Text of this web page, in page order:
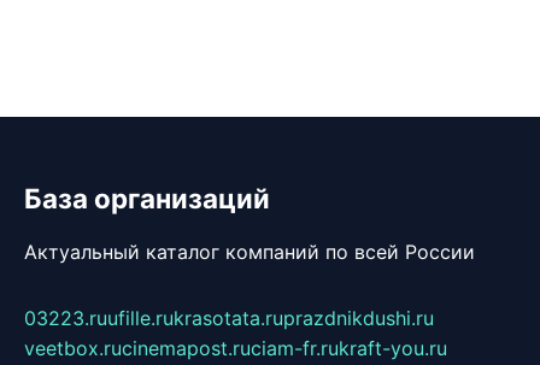
База организаций
Актуальный каталог компаний по всей России
03223.ruufille.rukrasotata.ruprazdnikdushi.ru
veetbox.rucinemapost.ruciam-fr.rukraft-you.ru